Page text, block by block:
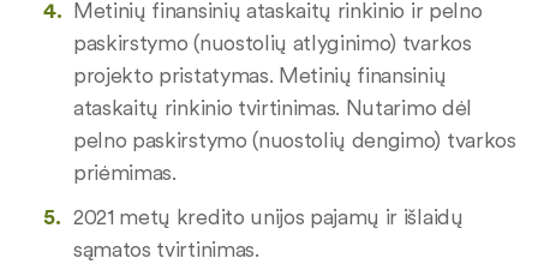
Metinių finansinių ataskaitų rinkinio ir pelno
paskirstymo (nuostolių atlyginimo) tvarkos
projekto pristatymas. Metinių finansinių
ataskaitų rinkinio tvirtinimas. Nutarimo dėl
pelno paskirstymo (nuostolių dengimo) tvarkos
priėmimas.
2021 metų kredito unijos pajamų ir išlaidų
sąmatos tvirtinimas.